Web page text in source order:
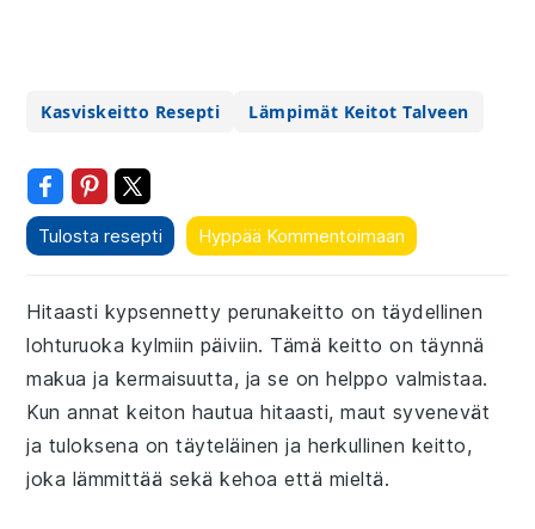
Kasviskeitto Resepti Lämpimät Keitot Talveen
Tulosta resepti Hyppää Kommentoimaan
Hitaasti kypsennetty perunakeitto on täydellinen
lohturuoka kylmiin päiviin. Tämä keitto on täynnä
makua ja kermaisuutta, ja se on helppo valmistaa.
Kun annat keiton hautua hitaasti, maut syvenevät
ja tuloksena on täyteläinen ja herkullinen keitto,
joka lämmittää sekä kehoa että mieltä.